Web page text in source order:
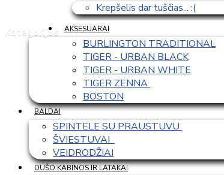
Krepšelis dar tuščias... :(
Kategorijos
AKSESUARAI
BURLINGTON TRADITIONAL
TIGER - URBAN BLACK
TIGER - URBAN WHITE
TIGER ZENNA
BOSTON
BALDAI
SPINTELE SU PRAUSTUVU
ŠVIESTUVAI
VEIDRODŽIAI
DUŠO KABINOS IR LATAKAI